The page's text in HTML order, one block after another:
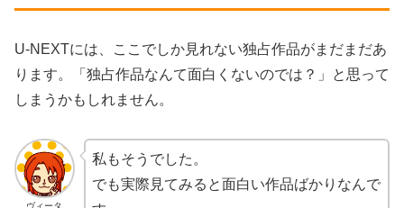
U-NEXTには、ここでしか見れない独占作品がまだまだあ
ります。「独占作品なんて面白くないのでは？」と思って
しまうかもしれません。
私もそうでした。
でも実際見てみると面白い作品ばかりなんで